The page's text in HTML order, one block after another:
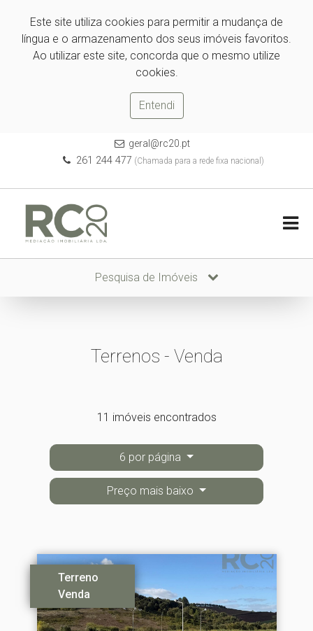
Este site utiliza cookies para permitir a mudança de
língua e o armazenamento dos seus imóveis favoritos.
Ao utilizar este site, concorda que o mesmo utilize
cookies.
Entendi
geral@rc20.pt
261 244 477 (Chamada para a rede fixa nacional)
Pesquisa de Imóveis
Terrenos - Venda
11 imóveis encontrados
6 por página
Preço mais baixo
Terreno
Venda